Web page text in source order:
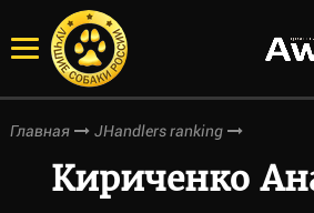
Главная JHandlers ranking
Кириченко